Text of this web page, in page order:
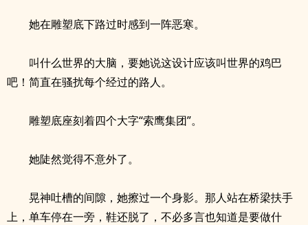
她在雕塑底下路过时感到一阵恶寒。
叫什么世界的大脑，要她说这设计应该叫世界的鸡巴
吧！简直在骚扰每个经过的路人。
雕塑底座刻着四个大字“索鹰集团”。
她陡然觉得不意外了。
晃神吐槽的间隙，她擦过一个身影。那人站在桥梁扶手
上，单车停在一旁，鞋还脱了，不必多言也知道是要做什